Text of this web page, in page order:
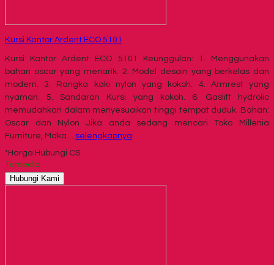
Kursi Kantor Ardent ECO 5101
Kursi Kantor Ardent ECO 5101 Keunggulan: 1. Menggunakan
bahan oscar yang menarik. 2. Model desain yang berkelas dan
modern. 3. Rangka kaki nylon yang kokoh. 4. Armrest yang
nyaman. 5. Sandaran Kursi yang kokoh. 6. Gaslift hydrolic
memudahkan dalam menyesuaikan tinggi tempat duduk. Bahan:
Oscar dan Nylon Jika anda sedang mencari Toko Millenia
Furniture, Maka… selengkapnya
*Harga Hubungi CS
Tersedia
Hubungi Kami